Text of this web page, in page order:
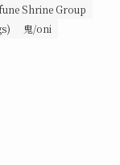
Shrine Group
鬼/oni